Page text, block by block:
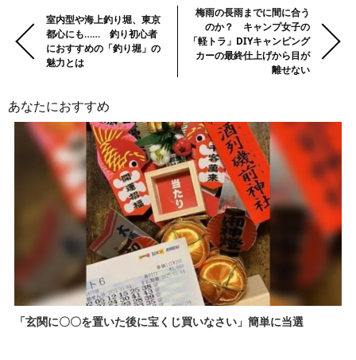
超絶テクニックに視聴者も感心し
の
の
Previous:室内型や海上釣り堀、東京
都心にも…… 釣り初心者
におすすめの「釣り堀」の
魅力とは
Next:梅雨の長雨までに間に合う
のか？ キャンプ女子の
「軽トラ」DIYキャンピング
カーの最終仕上げから目が
離せない
あなたにおすすめ
「玄関に〇〇を置いた後に宝くじ買いなさい」簡単に当選